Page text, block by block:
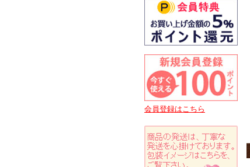
会員登録はこちら